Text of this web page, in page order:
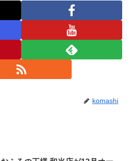
komashi